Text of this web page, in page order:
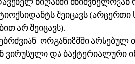
შეიცავს
არ შეიცავს).
ორგანიზმში
ვირუსული და ბაქტერიალური